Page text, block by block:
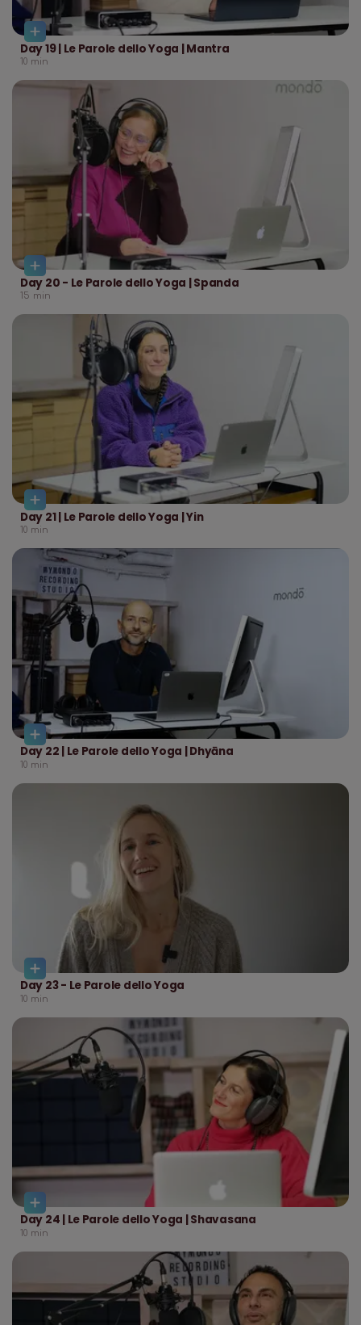
Day 19 | Le Parole dello Yoga | Mantra
10 min
Day 20 - Le Parole dello Yoga | Spanda
15 min
Day 21 | Le Parole dello Yoga | Yin
10 min
Day 22 | Le Parole dello Yoga | Dhyāna
10 min
Day 23 - Le Parole dello Yoga
10 min
Day 24 | Le Parole dello Yoga | Shavasana
10 min